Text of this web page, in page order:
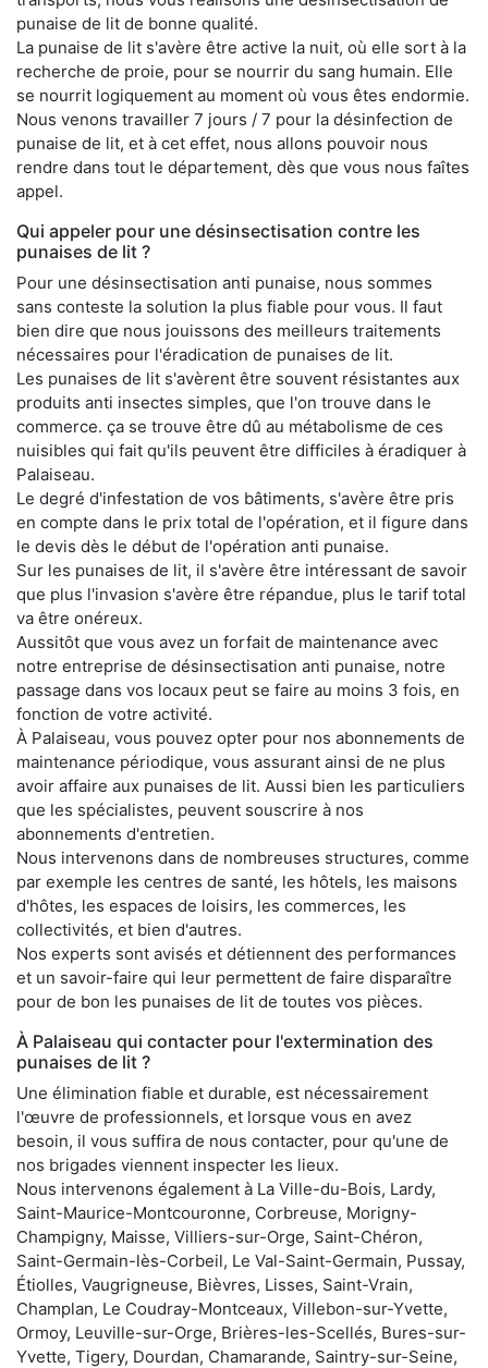
punaise de lit de bonne qualité.
La punaise de lit s'avère être active la nuit, où elle sort à la
recherche de proie, pour se nourrir du sang humain. Elle
se nourrit logiquement au moment où vous êtes endormie.
Nous venons travailler 7 jours / 7 pour la désinfection de
punaise de lit, et à cet effet, nous allons pouvoir nous
rendre dans tout le département, dès que vous nous faîtes
appel.
Qui appeler pour une désinsectisation contre les
punaises de lit ?
Pour une désinsectisation anti punaise, nous sommes
sans conteste la solution la plus fiable pour vous. Il faut
bien dire que nous jouissons des meilleurs traitements
nécessaires pour l'éradication de punaises de lit.
Les punaises de lit s'avèrent être souvent résistantes aux
produits anti insectes simples, que l'on trouve dans le
commerce. ça se trouve être dû au métabolisme de ces
nuisibles qui fait qu'ils peuvent être difficiles à éradiquer à
Palaiseau.
Le degré d'infestation de vos bâtiments, s'avère être pris
en compte dans le prix total de l'opération, et il figure dans
le devis dès le début de l'opération anti punaise.
Sur les punaises de lit, il s'avère être intéressant de savoir
que plus l'invasion s'avère être répandue, plus le tarif total
va être onéreux.
Aussitôt que vous avez un forfait de maintenance avec
notre entreprise de désinsectisation anti punaise, notre
passage dans vos locaux peut se faire au moins 3 fois, en
fonction de votre activité.
À Palaiseau, vous pouvez opter pour nos abonnements de
maintenance périodique, vous assurant ainsi de ne plus
avoir affaire aux punaises de lit. Aussi bien les particuliers
que les spécialistes, peuvent souscrire à nos
abonnements d'entretien.
Nous intervenons dans de nombreuses structures, comme
par exemple les centres de santé, les hôtels, les maisons
d'hôtes, les espaces de loisirs, les commerces, les
collectivités, et bien d'autres.
Nos experts sont avisés et détiennent des performances
et un savoir-faire qui leur permettent de faire disparaître
pour de bon les punaises de lit de toutes vos pièces.
À Palaiseau qui contacter pour l'extermination des
punaises de lit ?
Une élimination fiable et durable, est nécessairement
l'œuvre de professionnels, et lorsque vous en avez
besoin, il vous suffira de nous contacter, pour qu'une de
nos brigades viennent inspecter les lieux.
Nous intervenons également à La Ville-du-Bois, Lardy,
Saint-Maurice-Montcouronne, Corbreuse, Morigny-
Champigny, Maisse, Villiers-sur-Orge, Saint-Chéron,
Saint-Germain-lès-Corbeil, Le Val-Saint-Germain, Pussay,
Étiolles, Vaugrigneuse, Bièvres, Lisses, Saint-Vrain,
Champlan, Le Coudray-Montceaux, Villebon-sur-Yvette,
Ormoy, Leuville-sur-Orge, Brières-les-Scellés, Bures-sur-
Yvette, Tigery, Dourdan, Chamarande, Saintry-sur-Seine,